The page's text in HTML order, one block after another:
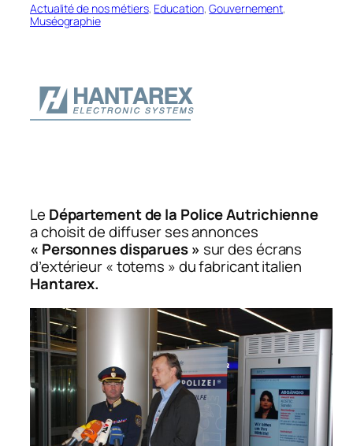
Actualité de nos métiers, Education, Gouvernement
Muséographie
Le Département de la Police Autrichienne
a choisit de diffuser ses annonces
« Personnes disparues » sur des écrans
d’extérieur « totems » du fabricant italien
Hantarex.